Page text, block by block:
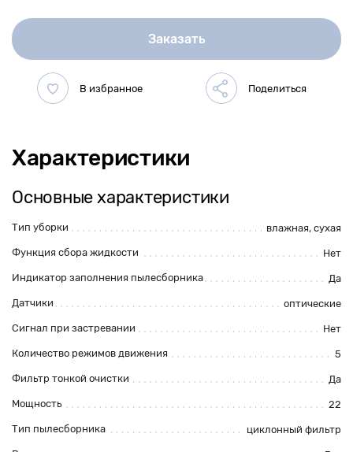
Заказать
Характеристики
Основные характеристики
Тип уборки влажная, сухая
Функция сбора жидкости Нет
Индикатор заполнения пылесборника Да
Датчики оптические
Сигнал при застревании Нет
Количество режимов движения 5
Фильтр тонкой очистки Да
Мощность 22
Тип пылесборника циклонный фильтр